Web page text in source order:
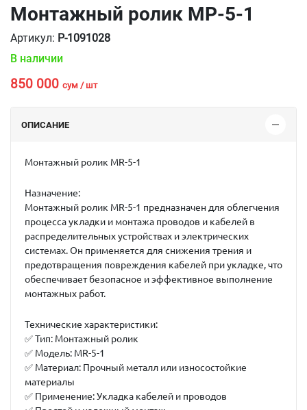
Монтажный ролик МР-5-1
Артикул: P-1091028
В наличии
850 000 сум / шт
ОПИСАНИЕ
Монтажный ролик MR-5-1
Назначение:
Монтажный ролик MR-5-1 предназначен для облегчения
процесса укладки и монтажа проводов и кабелей в
распределительных устройствах и электрических
системах. Он применяется для снижения трения и
предотвращения повреждения кабелей при укладке, что
обеспечивает безопасное и эффективное выполнение
монтажных работ.
Технические характеристики:
✅ Тип: Монтажный ролик
✅ Модель: MR-5-1
✅ Материал: Прочный металл или износостойкие
материалы
✅ Применение: Укладка кабелей и проводов